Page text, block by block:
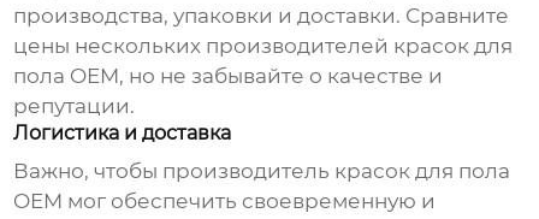
производства, упаковки и доставки. Сравните
цены нескольких производителей красок для
пола OEM, но не забывайте о качестве и
репутации.
Логистика и доставка
Важно, чтобы производитель красок для пола
OEM мог обеспечить своевременную и